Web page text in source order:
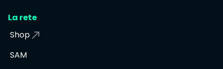
La rete
Shop
SAM